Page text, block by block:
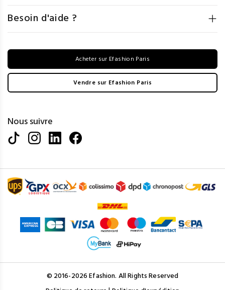
Besoin d'aide ?
Acheter sur Efashion Paris
Vendre sur Efashion Paris
Nous suivre
© 2016-2026 Efashion. All Rights Reserved